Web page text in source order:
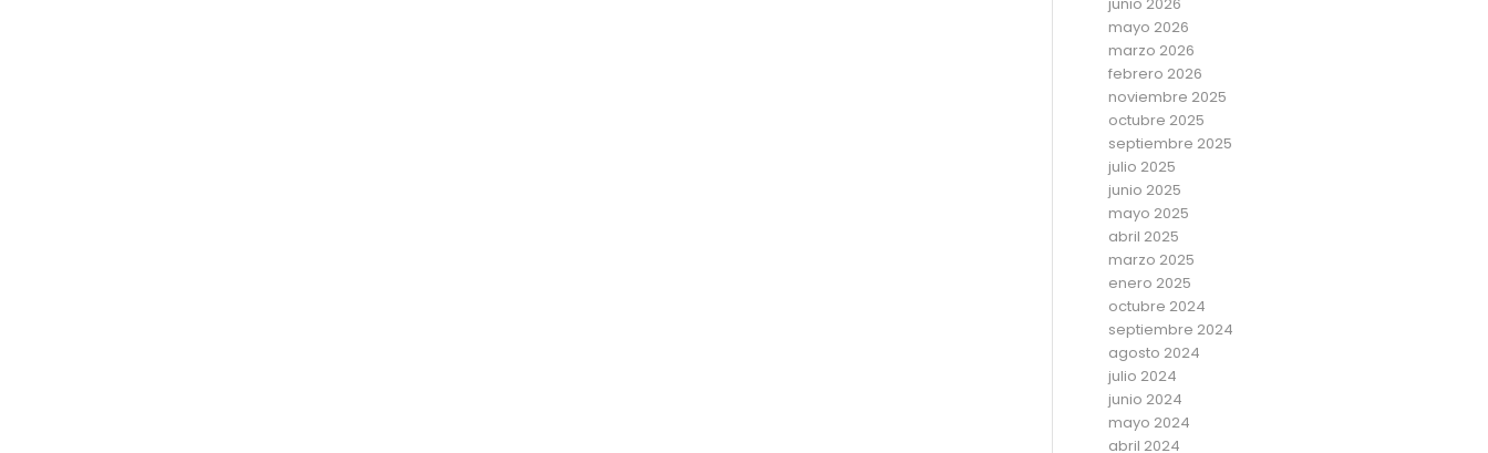
mayo 2026
marzo 2026
febrero 2026
noviembre 2025
octubre 2025
septiembre 2025
julio 2025
junio 2025
mayo 2025
abril 2025
marzo 2025
enero 2025
octubre 2024
septiembre 2024
agosto 2024
julio 2024
junio 2024
mayo 2024
abril 2024